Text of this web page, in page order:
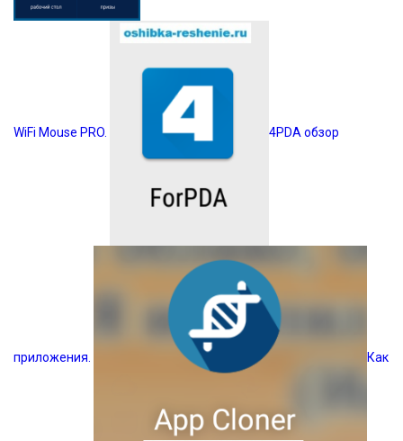
WiFi Mouse PRO. 4PDA обзор
приложения. Как